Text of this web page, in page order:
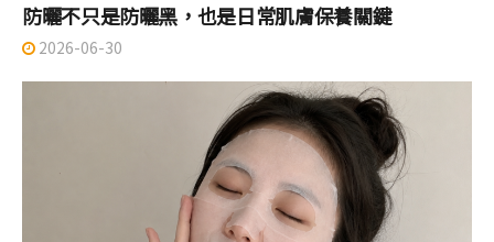
防曬不只是防曬黑，也是日常肌膚保養關鍵
2026-06-30